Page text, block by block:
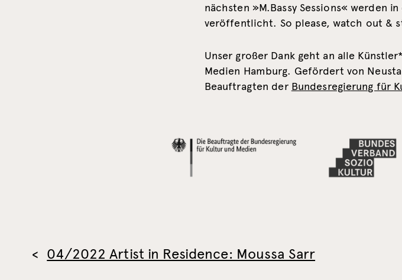
nächsten »M.Bassy Sessions« werden
veröffentlicht. So please, watch out &
Unser großer Dank geht an alle
Medien Hamburg. Gefördert von
Beauftragten der Bundesregierung für
04/2022 Artist in Residence: Moussa Sarr